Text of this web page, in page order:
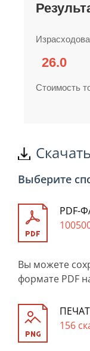
Стоимость
Выберите
PDF-
Вы можете
формате PDF
156